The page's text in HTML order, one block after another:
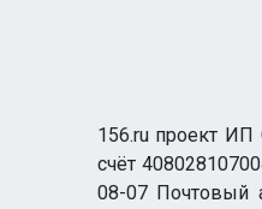
156.ru проект ИП
счёт
08-07 Почтовый